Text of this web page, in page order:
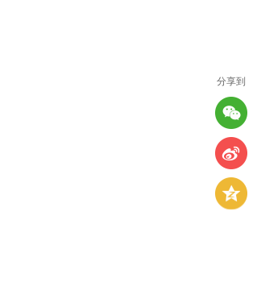
分享到